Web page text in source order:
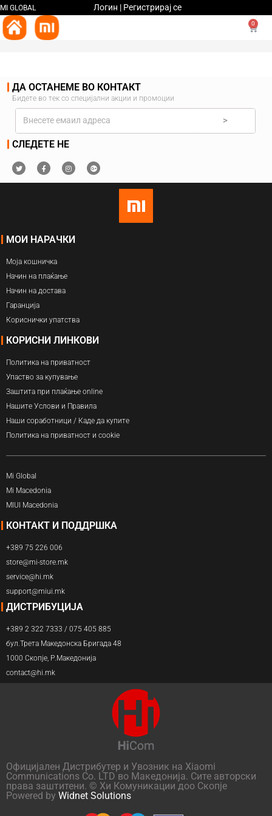
MI GLOBAL Логин | Регистрирај се
0
ДА ОСТАНЕМЕ ВО КОНТАКТ
Бидете во тек со специјални акции и промоции
>
СЛЕДЕТЕ НЕ
МОИ НАРАЧКИ
Моја кошничка
Начин на плаќање
Начин на достава
Гаранција
Кориснички упатства
КОРИСНИ ЛИНКОВИ
Политика на приватност
Упаство за купување
Заштита при плаќање online
Нашите Услови и Правила
Наши соработници / Каде да купите
Политика на приватност и cookie
Mi Global
Mi Macedonia
MIUI Macedonia
КОНТАКТ И ПОДДРШКА
+389 75 226 006
store@mi-store.mk
service@hi.mk
support@miui.mk
ДИСТРИБУЦИЈА
+389 2 322 7333 / 075 405 885
бул.Трета Македонска Бригада 48
1000 Скопје, Р.Македонија
contact@hi.mk
Официјален Дистрибутер и Увозник на Xiaomi
Communications Co. LTD во Македонија. Сите авторски
права заштитени. © Хи Комуникации доо Скопје
Powered by Widnet Solutions